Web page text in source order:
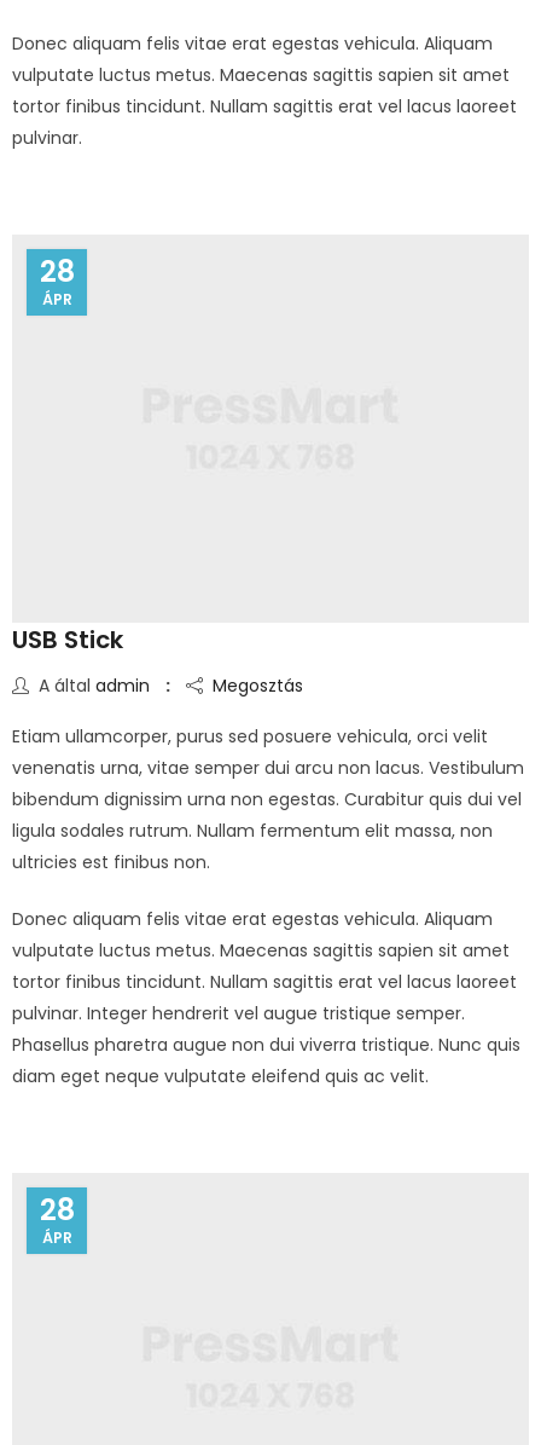
Donec aliquam felis vitae erat egestas vehicula. Aliquam
vulputate luctus metus. Maecenas sagittis sapien sit amet
tortor finibus tincidunt. Nullam sagittis erat vel lacus laoreet
pulvinar.
28
ÁPR
USB Stick
A által admin Megosztás
Etiam ullamcorper, purus sed posuere vehicula, orci velit
venenatis urna, vitae semper dui arcu non lacus. Vestibulum
bibendum dignissim urna non egestas. Curabitur quis dui vel
ligula sodales rutrum. Nullam fermentum elit massa, non
ultricies est finibus non.
Donec aliquam felis vitae erat egestas vehicula. Aliquam
vulputate luctus metus. Maecenas sagittis sapien sit amet
tortor finibus tincidunt. Nullam sagittis erat vel lacus laoreet
pulvinar. Integer hendrerit vel augue tristique semper.
Phasellus pharetra augue non dui viverra tristique. Nunc quis
diam eget neque vulputate eleifend quis ac velit.
28
ÁPR